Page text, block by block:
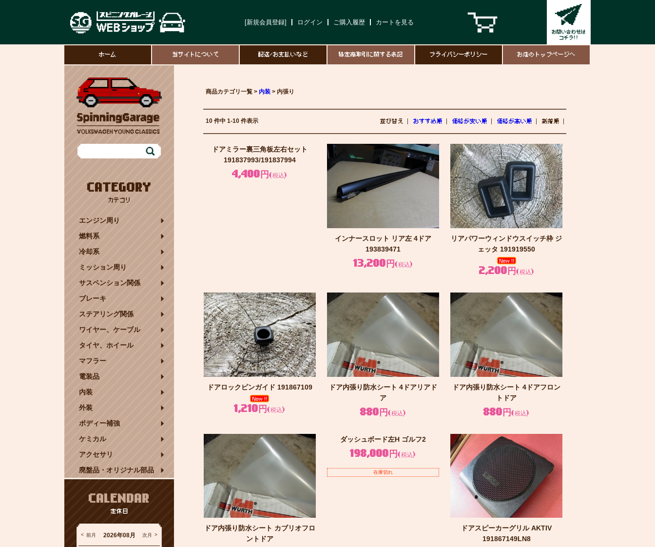
[新規会員登録] ログイン ご購入履歴 カートを見る
ホーム 当サイトについて 配送/お支払いなど 特定商取引に関する表記 プライバシーポリシー お店のトップページへ
CATEGORY
カテゴリ
エンジン周り
燃料系
冷却系
ミッション周り
サスペンション関係
ブレーキ
ステアリング関係
ワイヤー、ケーブル
タイヤ、ホイール
マフラー
電装品
内装
外装
ボディー補強
ケミカル
アクセサリ
廃盤品・オリジナル部品
CALENDAR
定休日
2026年08月
前月 次月
商品カテゴリ一覧 > 内装 > 内張り
並び替え おすすめ順 価格が安い順 価格が高い順 新着順
10 件中 1-10 件表示
ドアミラー裏三角板左右セット
191837993/191837994
4,400円(税込)
インナースロット リア左 4ドア
193839471
13,200円(税込)
リアパワーウィンドウスイッチ枠 ジ
ェッタ 191919550
2,200円(税込)
ドアロックピンガイド 191867109
1,210円(税込)
ドア内張り防水シート 4ドアリアド
ア
880円(税込)
ドア内張り防水シート 4ドアフロン
トドア
880円(税込)
ドア内張り防水シート カブリオフロ
ントドア
ダッシュボード左H ゴルフ2
198,000円(税込)
在庫切れ
ドアスピーカーグリル AKTIV
191867149LN8